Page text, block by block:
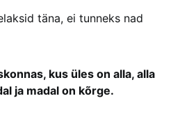
täna, ei tunneks nad
kus üles on alla, alla
ja madal on kõrge.